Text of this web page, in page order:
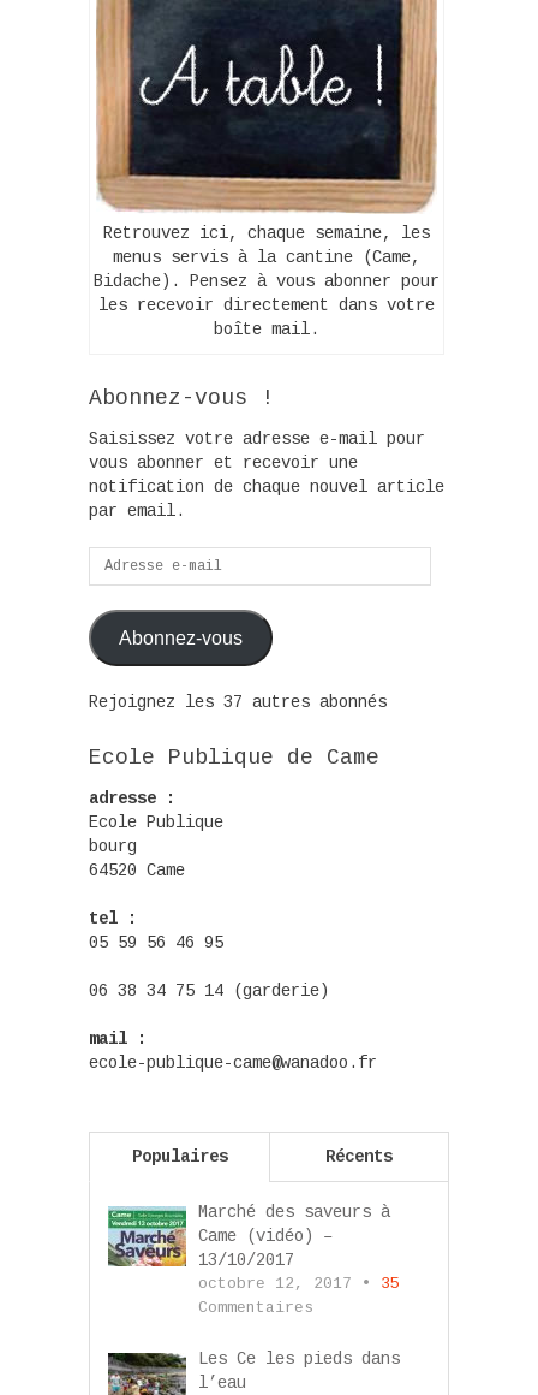
Retrouvez ici, chaque semaine, les
menus servis à la cantine (Came,
Bidache). Pensez à vous abonner pour
les recevoir directement dans votre
boîte mail.
Abonnez-vous !
Saisissez votre adresse e-mail pour
vous abonner et recevoir une
notification de chaque nouvel article
par email.
Adresse
e-
mail
Abonnez-vous
Rejoignez les 37 autres abonnés
Ecole Publique de Came
adresse :
Ecole Publique
bourg
64520 Came
tel :
05 59 56 46 95
06 38 34 75 14 (garderie)
mail :
ecole-publique-came@wanadoo.fr
Populaires Récents
Marché des saveurs à
Came (vidéo) –
13/10/2017
octobre 12, 2017 • 35
Commentaires
Les Ce les pieds dans
l’eau